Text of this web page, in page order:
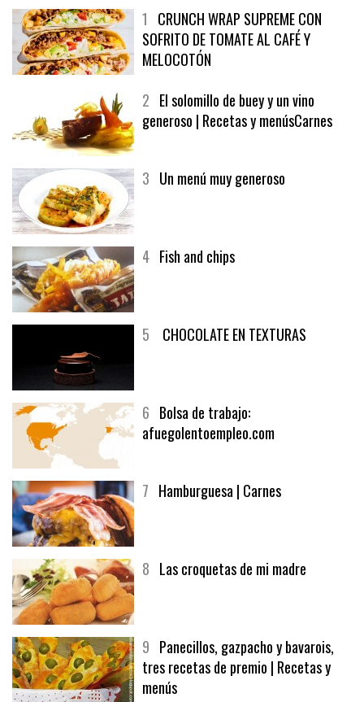
1 CRUNCH WRAP SUPREME CON
SOFRITO DE TOMATE AL CAFÉ Y
MELOCOTÓN
2 El solomillo de buey y un vino
generoso | Recetas y menúsCarnes
3 Un menú muy generoso
4 Fish and chips
5 CHOCOLATE EN TEXTURAS
6 Bolsa de trabajo:
afuegolentoempleo.com
7 Hamburguesa | Carnes
8 Las croquetas de mi madre
9 Panecillos, gazpacho y bavarois,
tres recetas de premio | Recetas y
menús